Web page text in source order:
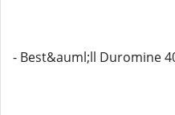
- Best&auml;ll Duromine